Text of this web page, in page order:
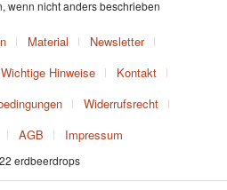
wenn nicht anders beschrieben
Material
Newsletter
Wichtige Hinweise
Kontakt
Widerrufsrecht
AGB Impressum
erdbeerdrops